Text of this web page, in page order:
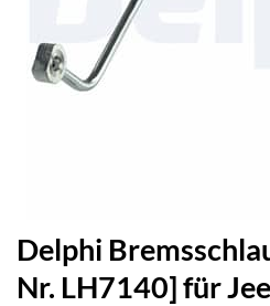
Delphi
Nr. LH7140] für